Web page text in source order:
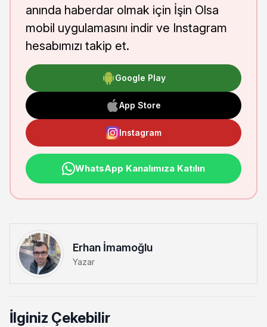
anında haberdar olmak için İşin Olsa
mobil uygulamasını indir ve Instagram
hesabımızı takip et.
Google Play
App Store
Instagram
WhatsApp Kanalımıza Katılın
Erhan İmamoğlu
Yazar
İlginiz Çekebilir